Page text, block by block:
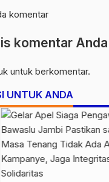
komentar
komentar Anda
untuk berkomentar.
UNTUK ANDA